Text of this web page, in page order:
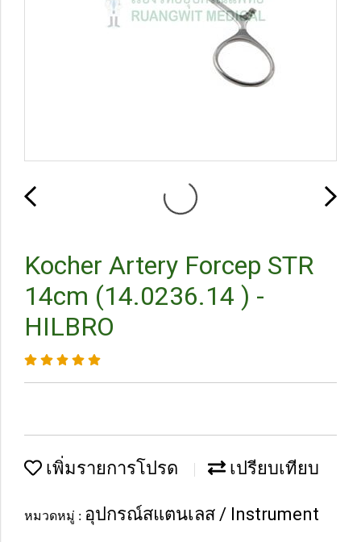
Kocher Artery Forcep STR
14cm (14.0236.14 ) -
HILBRO
เพิ่มรายการโปรด เปรียบเทียบ
หมวดหมู่ : อุปกรณ์สแตนเลส / Instrument